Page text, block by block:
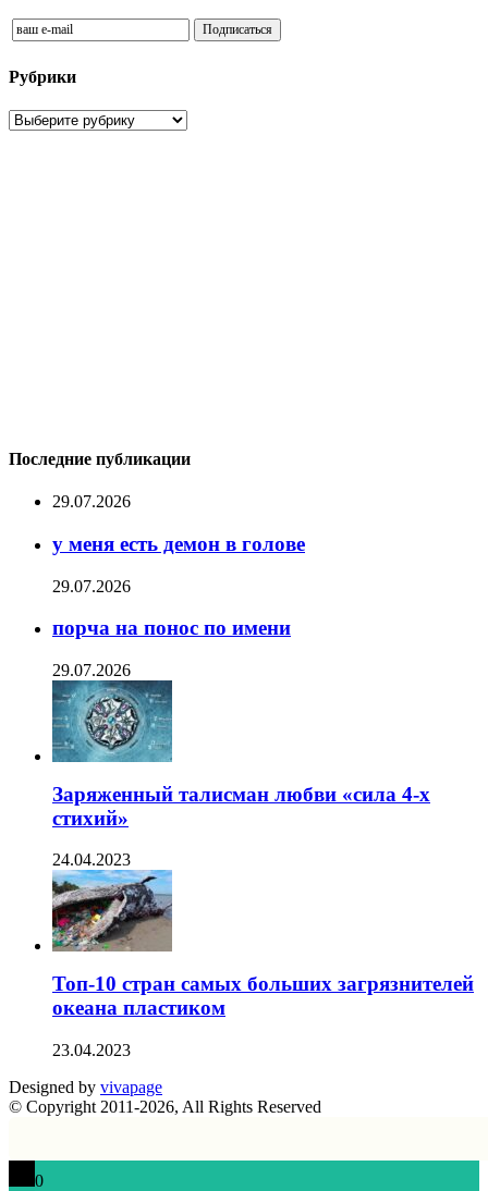
Рубрики
Рубрики
Последние публикации
29.07.2026
у меня есть демон в голове
29.07.2026
порча на понос по имени
29.07.2026
Заряженный талисман любви «сила 4-х
стихий»
24.04.2023
Топ-10 стран самых больших загрязнителей
океана пластиком
23.04.2023
Designed by vivapage
© Copyright 2011-2026, All Rights Reserved
0